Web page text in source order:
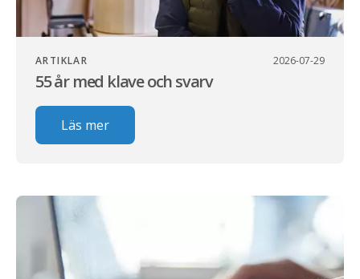
ARTIKLAR 2026-07-29
55 år med klave och svarv
Läs mer